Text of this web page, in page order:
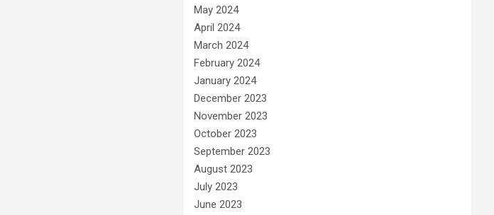
May 2024
April 2024
March 2024
February 2024
January 2024
December 2023
November 2023
October 2023
September 2023
August 2023
July 2023
June 2023